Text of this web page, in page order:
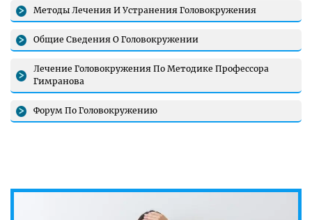
Методы Лечения И Устранения Головокружения
Общие Сведения О Головокружении
Лечение Головокружения По Методике Профессора
Гимранова
Форум По Головокружению